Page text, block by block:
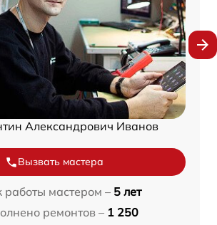
Александрович Иванов
Вызвать мастера
работы мастером – 5 лет
ремонтов – 1 250